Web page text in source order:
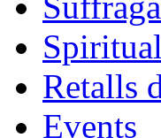
Retalls
Events